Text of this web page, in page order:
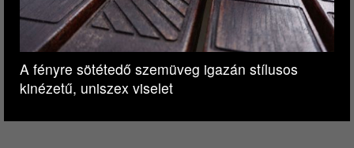
A fényre sötétedő szemüveg igazán stílusos
kinézetű, uniszex viselet